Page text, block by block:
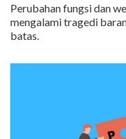
Perubahan fungsi dan
mengalami tragedi
batas.